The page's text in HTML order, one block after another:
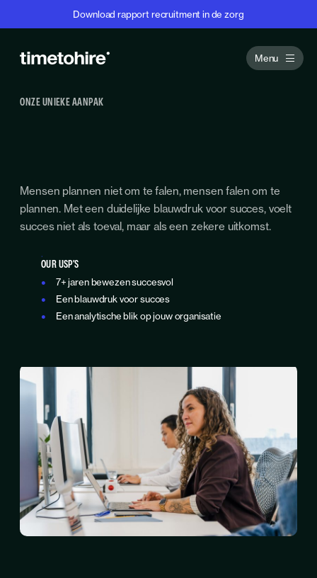
Download rapport recruitment in de zorg
Menu
ONZE UNIEKE AANPAK
Mensen plannen niet om te falen, mensen falen om te
plannen. Met een duidelijke blauwdruk voor succes, voelt
succes niet als toeval, maar als een zekere uitkomst.
OUR USP’S
7+ jaren bewezen succesvol
Een blauwdruk voor succes
Een analytische blik op jouw organisatie